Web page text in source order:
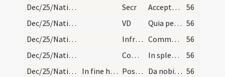
Dec/25/Nativitas/M1/Mass Propers Secr Accepta tibi sit Domine quaesumus hodiernae festivitatis
56
Dec/25/Nativitas/M1/Mass Propers
VD Quia per incarnati 56
Dec/25/Nativitas/M1/Mass Propers
Infracan Communicantes et noctem sacratissimam celebrantes qua beatae Mariae
56
Dec/25/Nativitas/M1/Mass Propers
Comm In splendoribus sanctorum
56
Dec/25/Nativitas/M1/Mass Propers
In fine huius primae missae de gallicantu et in a… Postcomm Da nobis quaesumus Domine Deus noster ut qui nativitatem 56